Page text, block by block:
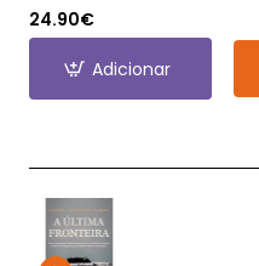
24.90€
Adicionar